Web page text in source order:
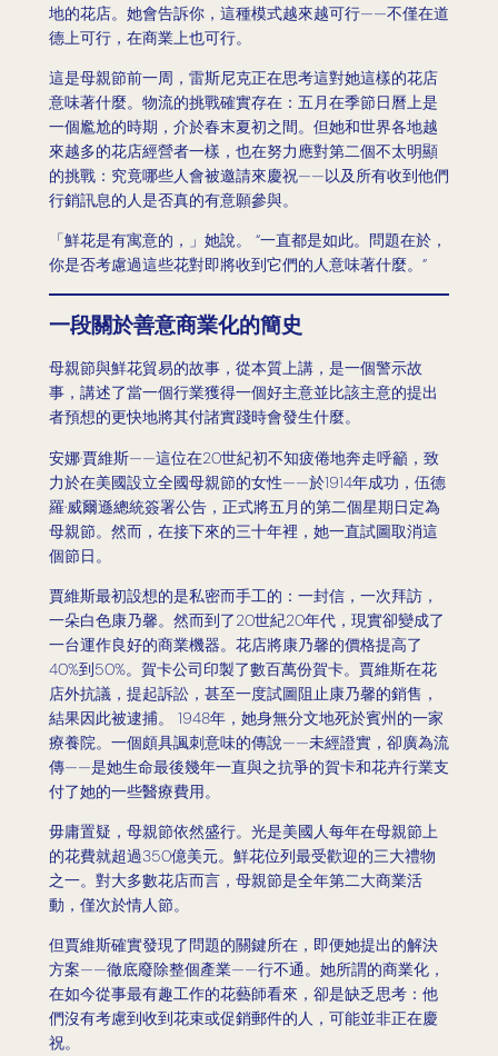
地的花店。她會告訴你，這種模式越來越可行——不僅在道
德上可行，在商業上也可行。
這是母親節前一周，雷斯尼克正在思考這對她這樣的花店
意味著什麼。物流的挑戰確實存在：五月在季節日曆上是
一個尷尬的時期，介於春末夏初之間。但她和世界各地越
來越多的花店經營者一樣，也在努力應對第二個不太明顯
的挑戰：究竟哪些人會被邀請來慶祝——以及所有收到他們
行銷訊息的人是否真的有意願參與。
「鮮花是有寓意的，」她說。 “一直都是如此。問題在於，
你是否考慮過這些花對即將收到它們的人意味著什麼。”
一段關於善意商業化的簡史
母親節與鮮花貿易的故事，從本質上講，是一個警示故
事，講述了當一個行業獲得一個好主意並比該主意的提出
者預想的更快地將其付諸實踐時會發生什麼。
安娜·賈維斯——這位在20世紀初不知疲倦地奔走呼籲，致
力於在美國設立全國母親節的女性——於1914年成功，伍德
羅·威爾遜總統簽署公告，正式將五月的第二個星期日定為
母親節。然而，在接下來的三十年裡，她一直試圖取消這
個節日。
賈維斯最初設想的是私密而手工的：一封信，一次拜訪，
一朵白色康乃馨。然而到了20世紀20年代，現實卻變成了
一台運作良好的商業機器。花店將康乃馨的價格提高了
40%到50%。賀卡公司印製了數百萬份賀卡。賈維斯在花
店外抗議，提起訴訟，甚至一度試圖阻止康乃馨的銷售，
結果因此被逮捕。 1948年，她身無分文地死於賓州的一家
療養院。一個頗具諷刺意味的傳說——未經證實，卻廣為流
傳——是她生命最後幾年一直與之抗爭的賀卡和花卉行業支
付了她的一些醫療費用。
毋庸置疑，母親節依然盛行。光是美國人每年在母親節上
的花費就超過350億美元。鮮花位列最受歡迎的三大禮物
之一。對大多數花店而言，母親節是全年第二大商業活
動，僅次於情人節。
但賈維斯確實發現了問題的關鍵所在，即便她提出的解決
方案——徹底廢除整個產業——行不通。她所謂的商業化，
在如今從事最有趣工作的花藝師看來，卻是缺乏思考：他
們沒有考慮到收到花束或促銷郵件的人，可能並非正在慶
祝。